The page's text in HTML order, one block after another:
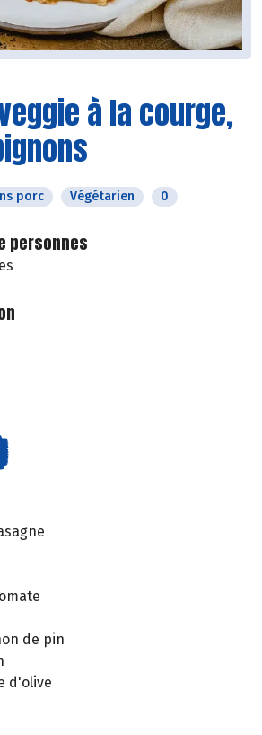
à la courge,
porc Végétarien 0
personnes
de pin
d'olive